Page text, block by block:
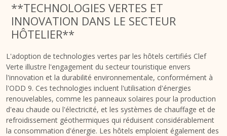
**TECHNOLOGIES VERTES ET
INNOVATION DANS LE SECTEUR
HÔTELIER**
L'adoption de technologies vertes par les hôtels certifiés Clef
Verte illustre l'engagement du secteur touristique envers
l'innovation et la durabilité environnementale, conformément à
l'ODD 9. Ces technologies incluent l'utilisation d'énergies
renouvelables, comme les panneaux solaires pour la production
d'eau chaude ou l'électricité, et les systèmes de chauffage et de
refroidissement géothermiques qui réduisent considérablement
la consommation d'énergie. Les hôtels emploient également des